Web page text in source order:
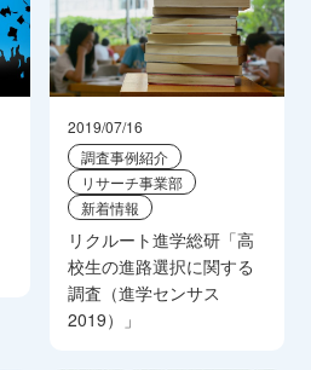
2019/07/16
調査事例紹介
リサーチ事業部
新着情報
リクルート進学総研「高
校生の進路選択に関する
調査（進学センサス
2019）」